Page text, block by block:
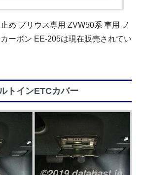
め プリウス専用 ZVW50系 車用 ノ
ーボン EE-205は現在販売されてい
トインETCカバー